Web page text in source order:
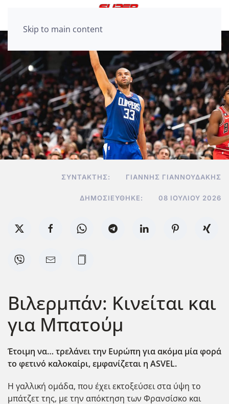
Skip to main content
ΣΥΝΤΆΚΤΗΣ: ΓΙΆΝΝΗΣ ΓΙΑΝΝΟΥΔΆΚΗΣ
ΔΗΜΟΣΙΕΎΘΗΚΕ: 08 ΙΟΥΛΊΟΥ 2026
Βιλερμπάν: Κινείται και
για Μπατούμ
Έτοιμη να… τρελάνει την Ευρώπη για ακόμα μία φορά
το φετινό καλοκαίρι, εμφανίζεται η ASVEL.
Η γαλλική ομάδα, που έχει εκτοξεύσει στα ύψη το
μπάτζετ της, με την απόκτηση των Φρανσίσκο και